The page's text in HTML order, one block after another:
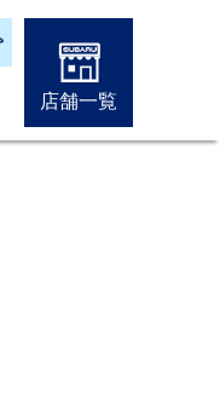
店舗一覧